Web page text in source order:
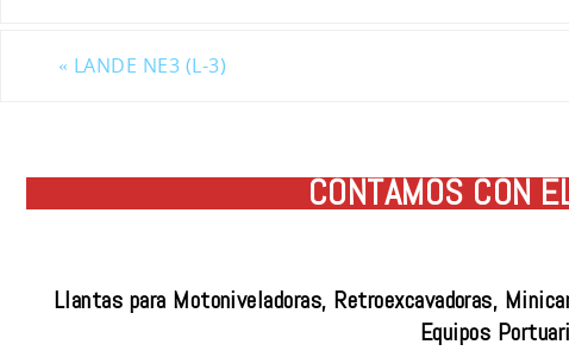
« LANDE NE3 (L-3)
CONTAMOS CON
Llantas para Motoniveladoras, Retroexcavadoras,
Equipos